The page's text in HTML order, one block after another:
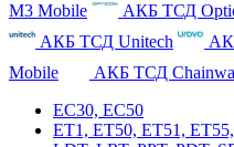
M3 Mobile
АКБ ТСД
АКБ ТСД Unitech
Mobile
АКБ ТСД
EC30, EC50
ET1, ET50, ET51,